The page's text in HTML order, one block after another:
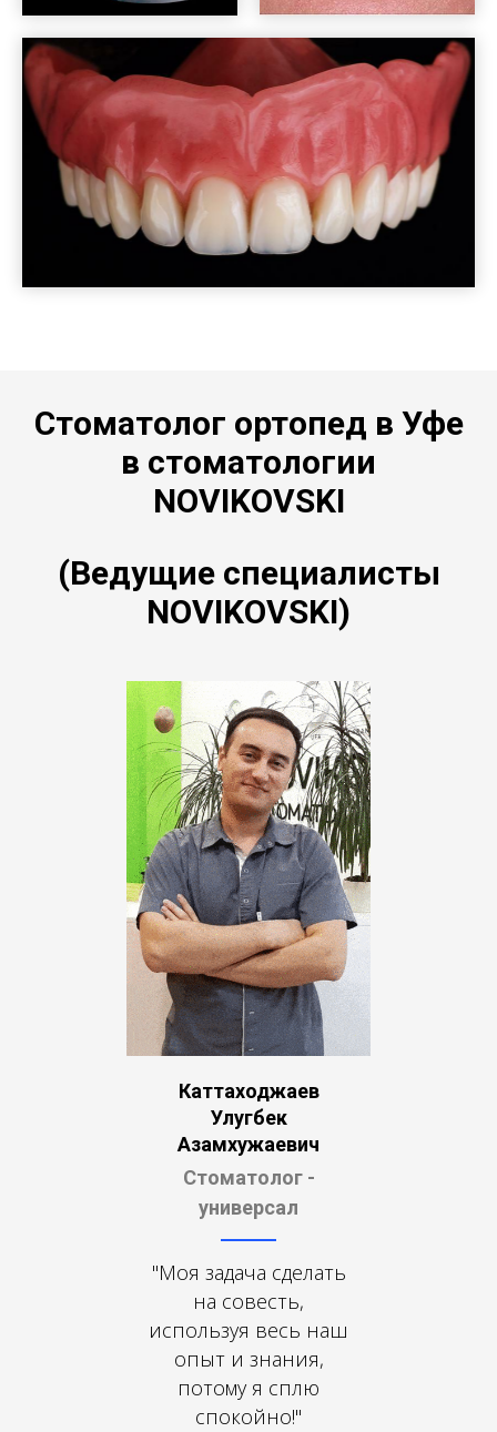
Стоматолог ортопед в Уфе
в стоматологии
NOVIKOVSKI
(Ведущие специалисты
NOVIKOVSKI)
Каттаходжаев
Улугбек
Азамхужаевич
Стоматолог -
универсал
"Моя задача сделать
на совесть,
используя весь наш
опыт и знания,
потому я сплю
спокойно!"